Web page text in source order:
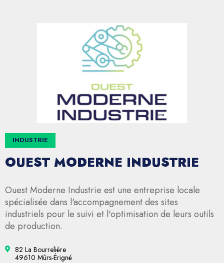
INDUSTRIE
OUEST MODERNE INDUSTRIE
Ouest Moderne Industrie est une entreprise locale
spécialisée dans l'accompagnement des sites
industriels pour le suivi et l'optimisation de leurs outils
de production.
82 La Bourrelière
49610 Mûrs-Érigné